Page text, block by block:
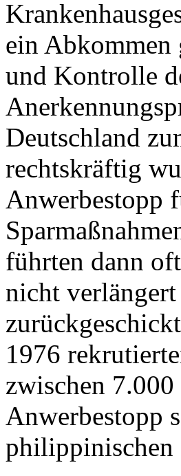
ein Abkommen
und Kontrolle
Deutschland
rechtskräftig
Anwerbestopp
führten dann
nicht
1976
zwischen
Anwerbestopp
philippinischen